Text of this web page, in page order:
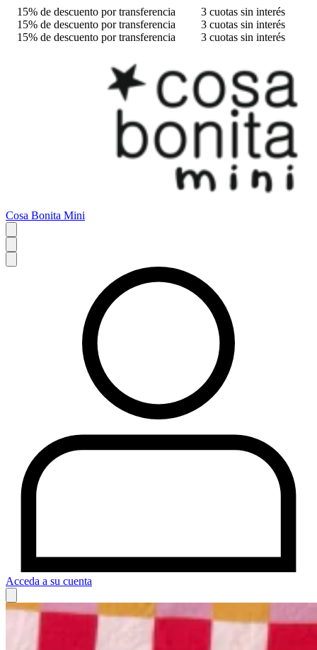
15% de descuento por transferencia
3 cuotas sin interés
15% de descuento por transferencia
3 cuotas sin interés
15% de descuento por transferencia
3 cuotas sin interés
Cosa Bonita Mini
Acceda a su cuenta